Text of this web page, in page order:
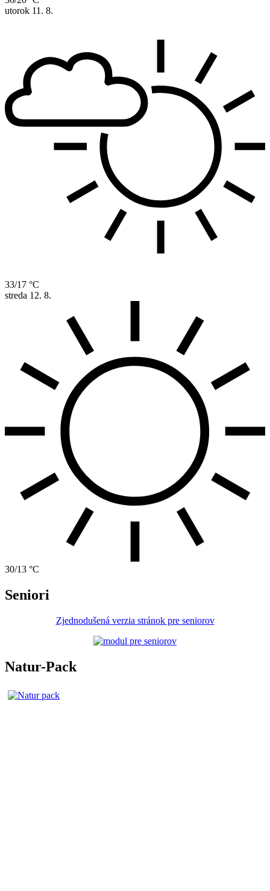
utorok 11. 8.
33/17 °C
streda 12. 8.
30/13 °C
Seniori
Zjednodušená verzia stránok pre seniorov
Natur-Pack